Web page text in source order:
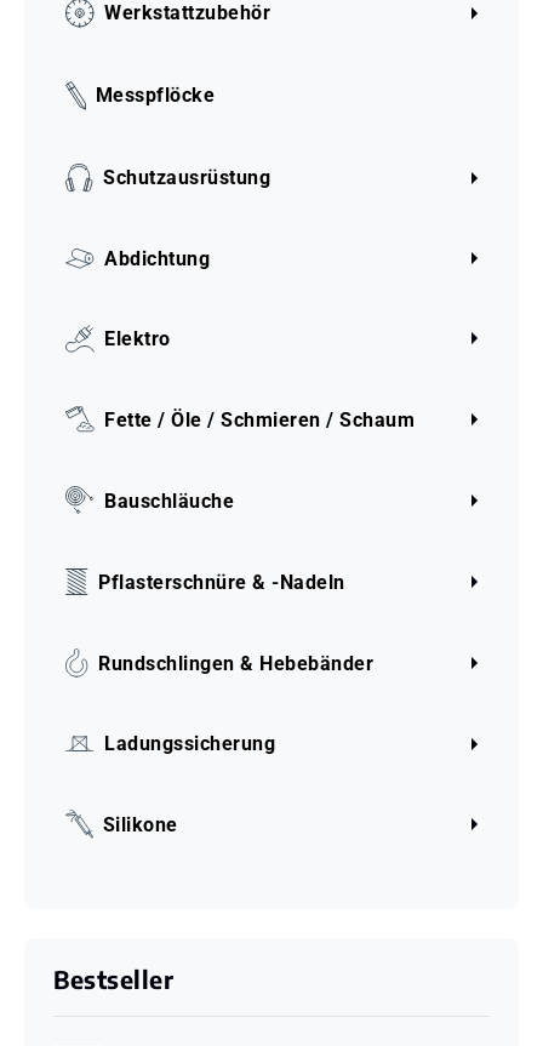
Werkstattzubehör
Messpflöcke
Schutzausrüstung
Abdichtung
Elektro
Fette / Öle / Schmieren / Schaum
Bauschläuche
Pflasterschnüre & -Nadeln
Rundschlingen & Hebebänder
Ladungssicherung
Silikone
Bestseller